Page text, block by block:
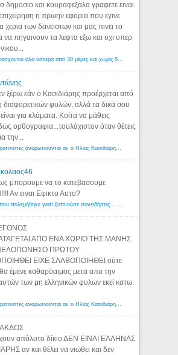
δημοσιο και κουραφεξαλα γραφετε ειναι
επιχειρηση η πρωην εφορια που εγινε
των δανειστων και μας πινει το
να πηγαινουν τα λεφτα εξω και οχι υπερ
Εφορία: Κατάσχονται όλα ύστερα από 30 μέρες και χωρίς δικαστικές αποφάσεις - Λόγιος Ερμής
ξέρω εάν ο Κασιδιάρης προέρχεται από
διαφορετικών φυλών, αλλά τα δικά σου
για κλάματα. Κοίτα να μάθεις
ορθογραφία...τουλάχιστον όταν θέτεις
την...
Αμερικανοί ρατσιστές αναρωτιούνται αν ο Ηλίας Κασιδιάρης ανήκει στη λευκή φυλή... - Λόγιος Ερμής
μπορουμε να το κατεβασουμε
Αν ειναι Εφικτο Αυτο?
Ένα βιβλίο που πολεμήθηκε γιατί ξυπνούσε συνειδήσεις... - Λόγιος Ερμής | Η γνώση ξεκινάει με την αναζήτηση...
ΑΠΟ ΕΝΑ ΧΩΡΙΟ ΤΗΣ ΜΑΝΗΣ.
ΠΡΩΤΟΥ
ΕΙΧΕ ΣΛΑΒΟΠΟΙΗΘΕΙ ούτε
έμενε καθαρόαιμος μετα απο την
των μη ελληνικών φυλων εκεί κατω.
Αμερικανοί ρατσιστές αναρωτιούνται αν ο Ηλίας Κασιδιάρης ανήκει στη λευκή φυλή... - Λόγιος Ερμής
απόλυτο δίκιο ΔΕΝ ΕΙΝΑΙ ΕΛΛΗΝΑΣ
αν και θέλει να νιώθει και δεν